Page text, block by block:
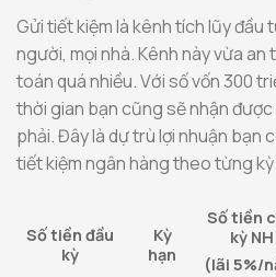
Gửi tiết kiệm là kênh tích lũy đầu
người, mọi nhà. Kênh này vừa an
toán quá nhiều. Với số vốn 300
thời gian bạn cũng sẽ nhận
phải. Đây là dự trù lợi nhuận bạn
tiết kiệm ngân hàng theo từng kỳ
Số tiền đầu
kỳ
Kỳ
hạn
Số tiền
kỳ NH
(lãi 5%/